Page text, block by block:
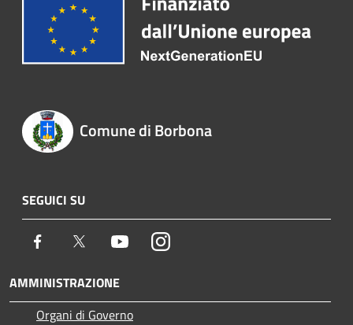
Comune di Borbona
SEGUICI SU
Facebook Twitter YoutubeInstagram
AMMINISTRAZIONE
Organi di Governo